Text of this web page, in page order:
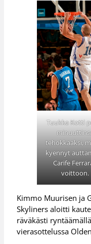
Tuukka Kotti
tehokkaaksi,
kyennyt
Carife
voittoon.
Kimmo Muurisen ja
Skyliners aloitti
räväkästi
vierasottelussa